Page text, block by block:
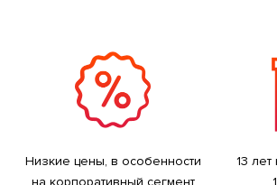
Низкие цены, в особенности
на корпоративный сегмент
13